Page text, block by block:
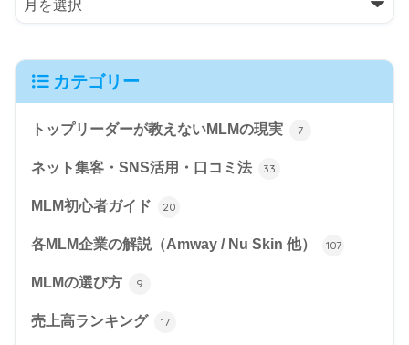
カテゴリー
トップリーダーが教えないMLMの現実 7
ネット集客・SNS活用・口コミ法 33
MLM初心者ガイド 20
各MLM企業の解説（Amway / Nu Skin 他） 107
MLMの選び方 9
売上高ランキング 17